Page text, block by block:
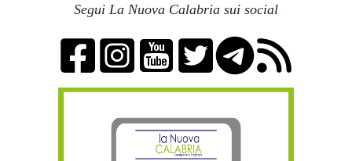
Segui La Nuova Calabria sui social